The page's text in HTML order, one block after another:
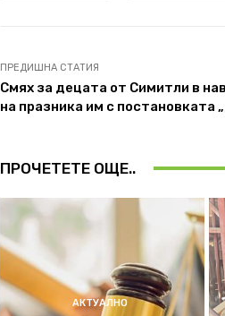
ПРЕДИШНА СТАТИЯ
Смях за децата от Симитли в
на празника им с постановката
ПРОЧЕТЕТЕ ОЩЕ..
АКТУАЛНО